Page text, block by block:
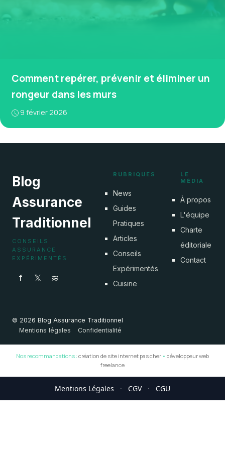
Comment repérer, prévenir et éliminer un
rongeur dans les murs
9 février 2026
Blog
Assurance
Traditionnel
CONSEILS
ASSURANCE
EXPÉRIMENTÉS
f 𝕏 ≋
RUBRIQUES
News
Guides
Pratiques
Articles
Conseils
Expérimentés
Cuisine
LE
MÉDIA
À propos
L'équipe
Charte
éditoriale
Contact
© 2026 Blog Assurance Traditionnel
Mentions légales
Confidentialité
Nos recommandations : création de site internet pas cher • développeur web
freelance
Mentions Légales · CGV · CGU